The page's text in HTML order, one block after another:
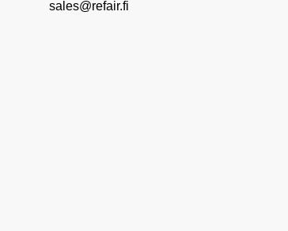
sales@refair.fi